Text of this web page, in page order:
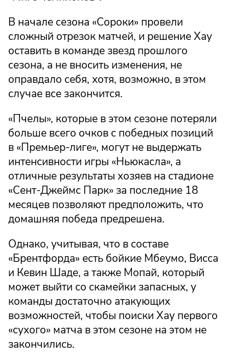
В начале сезона «Сороки» провели
сложный отрезок матчей, и решение Хау
оставить в команде звезд прошлого
сезона, а не вносить изменения, не
оправдало себя, хотя, возможно, в этом
случае все закончится.
«Пчелы», которые в этом сезоне потеряли
больше всего очков с победных позиций
в «Премьер-лиге», могут не выдержать
интенсивности игры «Ньюкасла», а
отличные результаты хозяев на стадионе
«Сент-Джеймс Парк» за последние 18
месяцев позволяют предположить, что
домашняя победа предрешена.
Однако, учитывая, что в составе
«Брентфорда» есть бойкие Мбеумо, Висса
и Кевин Шаде, а также Мопай, который
может выйти со скамейки запасных, у
команды достаточно атакующих
возможностей, чтобы поиски Хау первого
«сухого» матча в этом сезоне на этом не
закончились.